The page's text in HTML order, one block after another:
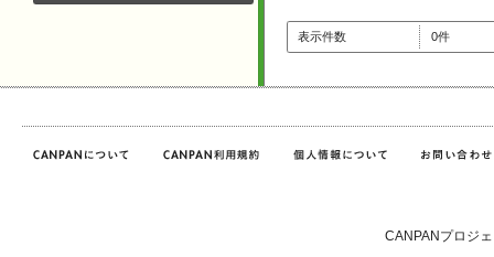
表示件数 0件
CANPANプロジ